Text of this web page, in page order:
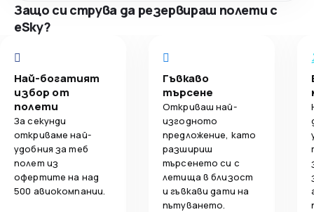
Защо си струва да резервираш полети с
eSky?
Най-богатият
избор от
полети
За секунди
откриваме най-
удобния за теб
полет из
офертите на над
500 авиокомпании.
Гъвкаво
търсене
Откриваш най-
изгодното
предложение, като
разшириш
търсенето си с
летища в близост
и гъвкави дати на
пътуването.